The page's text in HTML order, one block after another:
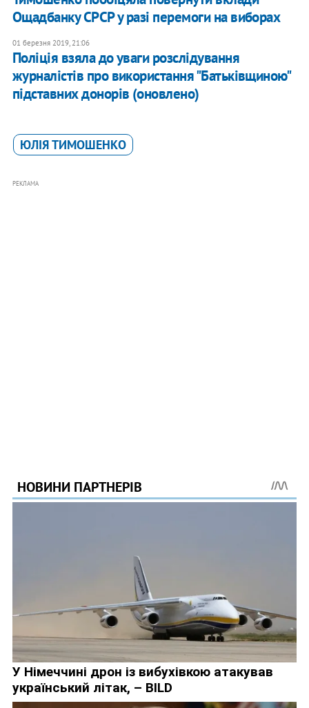
Ощадбанку СРСР у разі перемоги на виборах
01 березня 2019, 21:06
Поліція взяла до уваги розслідування
журналістів про використання "Батьківщиною"
підставних донорів (оновлено)
ЮЛІЯ ТИМОШЕНКО
РЕКЛАМА